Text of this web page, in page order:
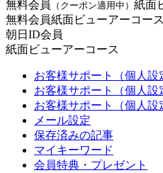
無料会員
（クーポン適用中） 紙面
無料会員紙面ビューアーコー
朝日ID会員
紙面ビューアーコース
お客様サポート（個人設
お客様サポート（個人設
お客様サポート（個人設
メール設定
保存済みの記事
マイキーワード
会員特典・プレゼント